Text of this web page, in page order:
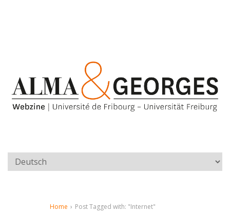
Home › Post Tagged with: "Internet"